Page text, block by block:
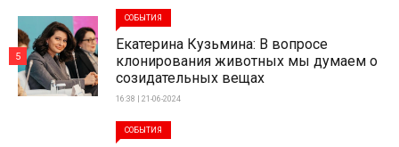
СОБЫТИЯ
Екатерина Кузьмина: В вопросе
клонирования животных мы думаем о
созидательных вещах
16:38 | 21-06-2024
5
СОБЫТИЯ